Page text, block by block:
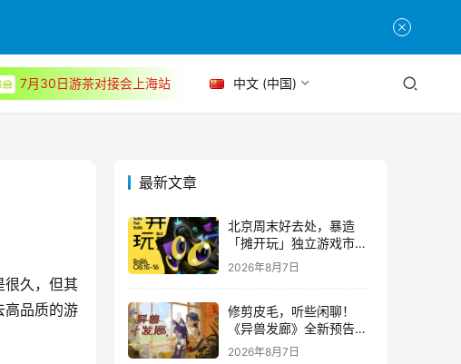
7月30日游茶对接会上海站 中文 (中国)
很久，但其
高品质的游
最新文章
北京周末好去处，暴造
「摊开玩」独立游戏市集
正式开票！
2026年8月7日
修剪皮毛，听些闲聊！
《异兽发廊》全新预告与
Steam免费试玩公开
2026年8月7日